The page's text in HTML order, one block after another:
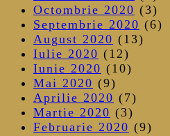
Octombrie 2020 (3)
Septembrie 2020 (6)
August 2020 (13)
Iulie 2020 (12)
Iunie 2020 (10)
Mai 2020 (9)
Aprilie 2020 (7)
Martie 2020 (3)
Februarie 2020 (9)